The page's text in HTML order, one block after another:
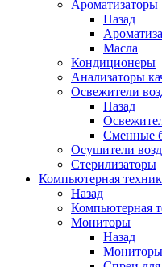
Ароматизаторы
Назад
Масла
Кондиционеры
Анализаторы
Освежители
Назад
Сменные
Осушители
Стерилизаторы
Компьютерная
Назад
Компьютерная
Мониторы
Назад
Мониторы